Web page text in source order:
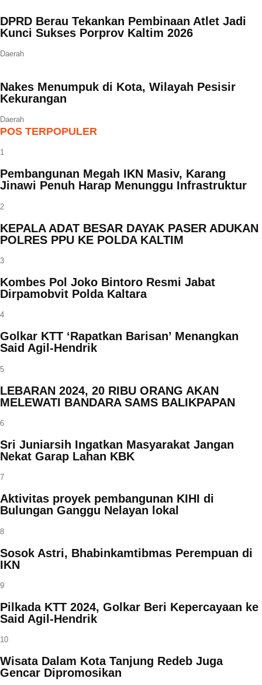
DPRD Berau Tekankan Pembinaan Atlet Jadi
Kunci Sukses Porprov Kaltim 2026
Daerah
Nakes Menumpuk di Kota, Wilayah Pesisir
Kekurangan
Daerah
POS TERPOPULER
1
Pembangunan Megah IKN Masiv, Karang
Jinawi Penuh Harap Menunggu Infrastruktur
2
KEPALA ADAT BESAR DAYAK PASER ADUKAN
POLRES PPU KE POLDA KALTIM
3
Kombes Pol Joko Bintoro Resmi Jabat
Dirpamobvit Polda Kaltara
4
Golkar KTT ‘Rapatkan Barisan’ Menangkan
Said Agil-Hendrik
5
LEBARAN 2024, 20 RIBU ORANG AKAN
MELEWATI BANDARA SAMS BALIKPAPAN
6
Sri Juniarsih Ingatkan Masyarakat Jangan
Nekat Garap Lahan KBK
7
Aktivitas proyek pembangunan KIHI di
Bulungan Ganggu Nelayan lokal
8
Sosok Astri, Bhabinkamtibmas Perempuan di
IKN
9
Pilkada KTT 2024, Golkar Beri Kepercayaan ke
Said Agil-Hendrik
10
Wisata Dalam Kota Tanjung Redeb Juga
Gencar Dipromosikan